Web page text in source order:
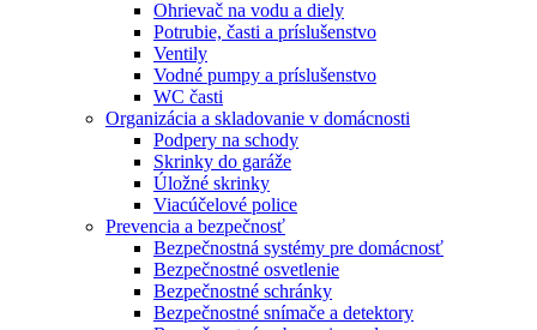
Ohrievač na vodu a diely
Potrubie, časti a príslušenstvo
Ventily
Vodné pumpy a príslušenstvo
WC časti
Organizácia a skladovanie v domácnosti
Podpery na schody
Skrinky do garáže
Úložné skrinky
Viacúčelové police
Prevencia a bezpečnosť
Bezpečnostná systémy pre domácnosť
Bezpečnostné osvetlenie
Bezpečnostné schránky
Bezpečnostné snímače a detektory